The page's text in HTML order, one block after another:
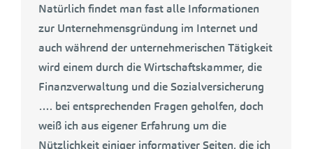
Natürlich findet man fast alle Informationen
zur Unternehmensgründung im Internet und
auch während der unternehmerischen Tätigkeit
wird einem durch die Wirtschaftskammer, die
Finanzverwaltung und die Sozialversicherung
…. bei entsprechenden Fragen geholfen, doch
weiß ich aus eigener Erfahrung um die
Nützlichkeit einiger informativer Seiten, die ich